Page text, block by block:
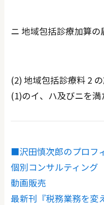
ニ 地域包括診療加算の
(2) 地域包括診療料 2
(1)のイ、ハ及びニを
■沢田慎次郎のプロフ
個別コンサルティング
動画販売
最新刊『税務業務を